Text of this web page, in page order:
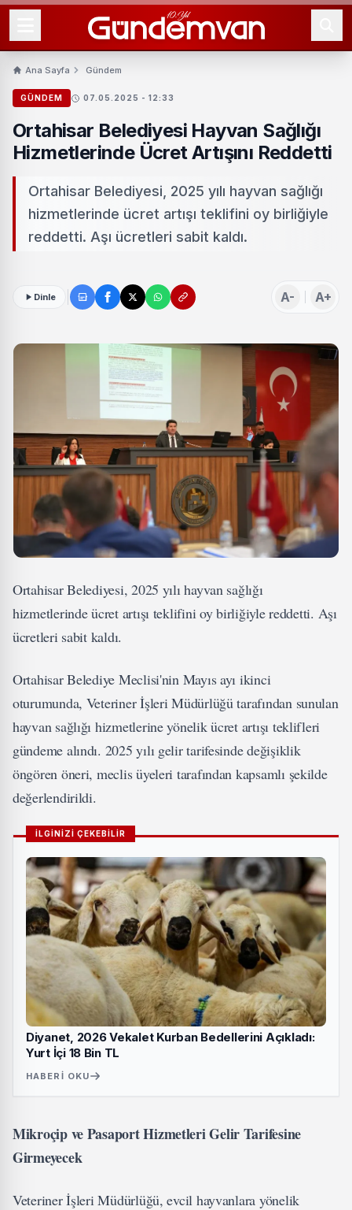
Ana Sayfa Gündem
GÜNDEM 07.05.2025 - 12:33
Ortahisar Belediyesi Hayvan Sağlığı
Hizmetlerinde Ücret Artışını Reddetti
Ortahisar Belediyesi, 2025 yılı hayvan sağlığı
hizmetlerinde ücret artışı teklifini oy birliğiyle
reddetti. Aşı ücretleri sabit kaldı.
Dinle A- A+
Ortahisar Belediyesi, 2025 yılı hayvan sağlığı
hizmetlerinde ücret artışı teklifini oy birliğiyle reddetti. Aşı
ücretleri sabit kaldı.
Ortahisar Belediye Meclisi'nin Mayıs ayı ikinci
oturumunda, Veteriner İşleri Müdürlüğü tarafından sunulan
hayvan sağlığı hizmetlerine yönelik ücret artışı teklifleri
gündeme alındı. 2025 yılı gelir tarifesinde değişiklik
öngören öneri, meclis üyeleri tarafından kapsamlı şekilde
değerlendirildi.
İLGİNİZİ ÇEKEBİLİR
Diyanet, 2026 Vekalet Kurban Bedellerini Açıkladı:
Yurt İçi 18 Bin TL
HABERI OKU
Mikroçip ve Pasaport Hizmetleri Gelir Tarifesine
Girmeyecek
Veteriner İşleri Müdürlüğü, evcil hayvanlara yönelik